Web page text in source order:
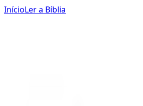
InícioLer a Bíblia